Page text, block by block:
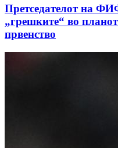
Претседателот на
„грешките“ во
првенство